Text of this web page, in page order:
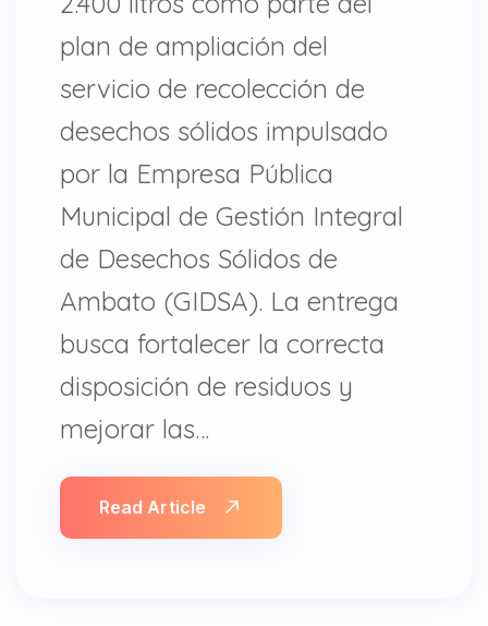
plan de ampliación del
servicio de recolección de
desechos sólidos impulsado
por la Empresa Pública
Municipal de Gestión Integral
de Desechos Sólidos de
Ambato (GIDSA). La entrega
busca fortalecer la correcta
disposición de residuos y
mejorar las…
Read Article